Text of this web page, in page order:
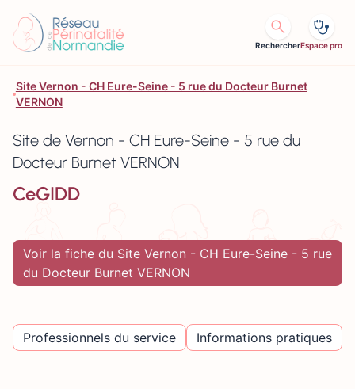
RechercherEspace pro
Site Vernon - CH Eure-Seine - 5 rue du Docteur Burnet
VERNON
Site de Vernon - CH Eure-Seine - 5 rue du
Docteur Burnet VERNON
CeGIDD
Voir la fiche du Site Vernon - CH Eure-Seine - 5 rue
du Docteur Burnet VERNON
Professionnels du service Informations pratiques